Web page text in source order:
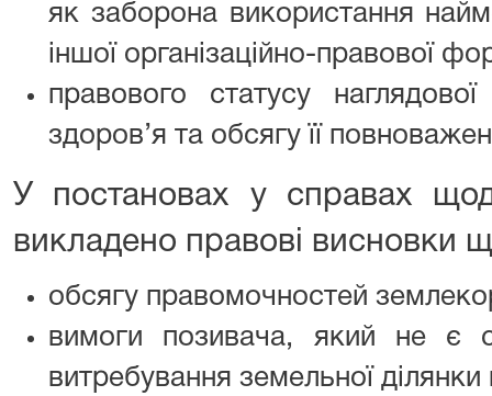
як заборона використання
іншої організаційно-правової
правового статусу
здоров’я та обсягу її
У постановах у справах
викладено правові висновки
обсягу правомочностей
вимоги позивача, який не є
витребування земельної ділянки